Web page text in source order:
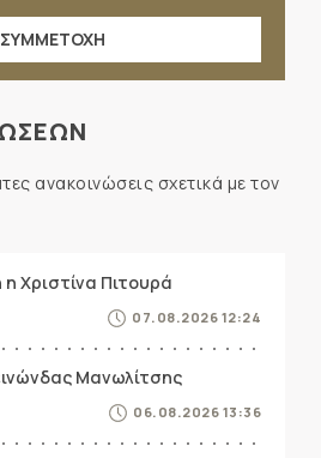
ΣΥΜΜΕΤΟΧΗ
ανακοινώσεις σχετικά με τον
Χριστίνα Πιτουρά
07.08.2026 12:24
Μανωλίτσης
06.08.2026 13:36